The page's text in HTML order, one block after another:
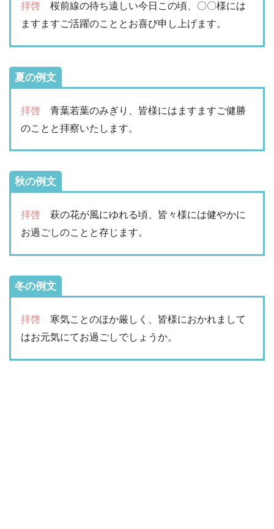
拝啓 桜前線の待ち遠しい今日この頃、〇〇様には
ますますご活躍のこととお喜び申し上げます。
夏の例文
拝啓 青葉若葉のみぎり、皆様にはますますご健勝
のことと拝察いたします。
秋の例文
拝啓 萩の花が風にゆれる頃、皆々様には健やかに
お過ごしのことと存じます。
冬の例文
拝啓 寒気ことのほか厳しく、皆様におかれまして
はお元気にてお過ごしでしょうか。